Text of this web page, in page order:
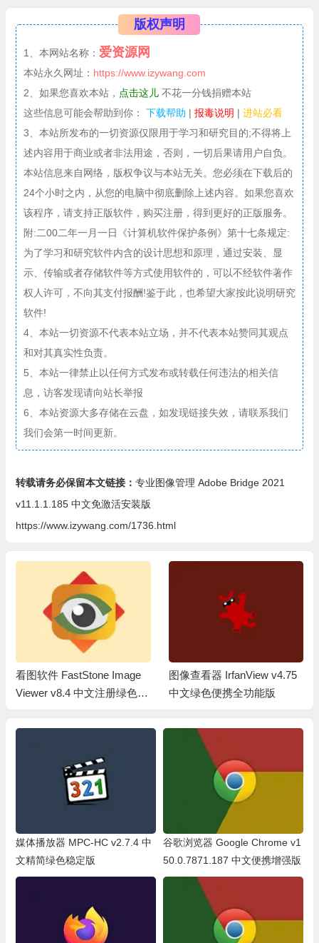
版权声明
1、本网站名称： 爱资源网
本站永久网址： https://www.izywang.com
2、如果您喜欢本站， 点击这儿不花一分钱捐赠本站
这些信息可能会帮助到你：
下载帮助 | 报毒说明 | 进站必看
3、本站所发布的一切资源仅限用于学习和研究目的;不得将上
述内容用于商业或者非法用途，否则，一切后果请用户自负。
本站信息来自网络，版权争议与本站无关。您必须在下载后的
24个小时之内，从您的电脑中彻底删除上述内容。如果您喜欢
该程序，请支持正版软件，购买注册，得到更好的正版服务。
附:二00二年一月一日《计算机软件保护条例》第十七条规定:
为了学习和研究软件内含的设计思想和原理，通过安装、显
示、传输或者存储软件等方式使用软件的，可以不经软件著作
权人许可，不向其支付报酬!鉴于此，也希望大家按此说明研究
软件!
4、本站一切资源不代表本站立场，并不代表本站赞同其观点
和对其真实性负责。
5、本站一律禁止以任何方式发布或转载任何违法的相关信
息，访客发现请向站长举报
6、本站资源大多存储在云盘，如发现链接失效，请联系我们
我们会第一时间更新。
转载请务必保留本文链接： 专业图像管理 Adobe Bridge 2021
v11.1.1.185 中文免激活安装版
https://www.izywang.com/1736.html
看图软件 FastStone Image
Viewer v8.4 中文注册绿色便
图像查看器 IrfanView v4.75
中文绿色便携全功能版
媒体播放器 MPC-HC v2.7.4 中
文精简绿色稳定版
谷歌浏览器 Google Chrome v1
50.0.7871.187 中文便携增强版